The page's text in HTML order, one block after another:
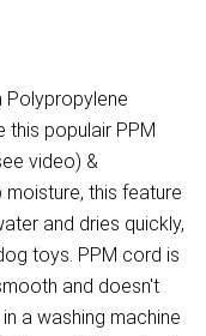
Polypropylene
this populair PPM
video) &
this feature
and dries quickly,
toys. PPM cord is
and doesn't
a washing machine